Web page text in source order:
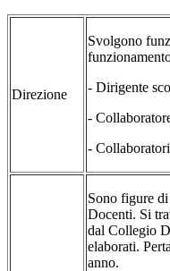
Direzione
Svolgono
- Dirigente
-
-
Sono figure
Docenti. Si
dal Collegio
elaborati.
anno.